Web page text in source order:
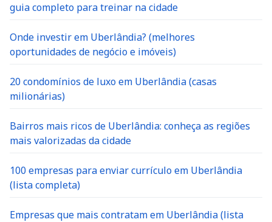
guia completo para treinar na cidade
Onde investir em Uberlândia? (melhores
oportunidades de negócio e imóveis)
20 condomínios de luxo em Uberlândia (casas
milionárias)
Bairros mais ricos de Uberlândia: conheça as regiões
mais valorizadas da cidade
100 empresas para enviar currículo em Uberlândia
(lista completa)
Empresas que mais contratam em Uberlândia (lista